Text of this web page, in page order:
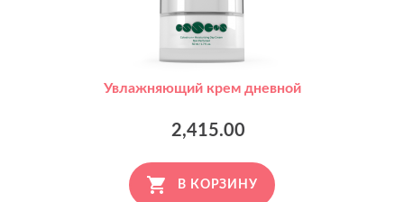
Увлажняющий крем дневной
2,415.00
В КОРЗИНУ